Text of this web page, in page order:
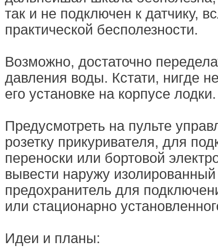
так и не подключен к датчику,
практической бесполезности.
Возможно, достаточно
давления воды. Кстати, нигде
его установке на корпусе лодки.
Предусмотреть на пульте
розетку прикуривателя, для
переноски или бортовой
вывести наружу
предохранитель для
или стационарно
Идеи и планы: